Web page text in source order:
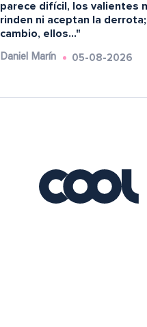
parece difícil, los valientes
rinden ni aceptan la
cambio, ellos..."
Daniel Marín 05-08-2026